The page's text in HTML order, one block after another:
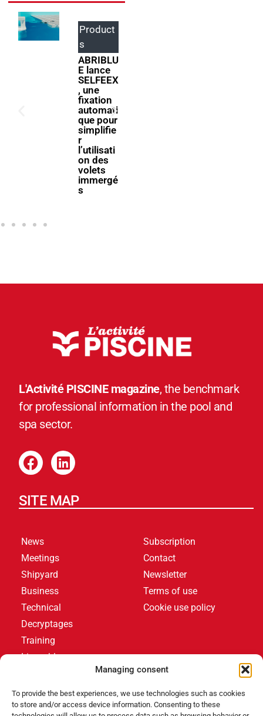
Managing consent
To provide the best experiences, we use technologies such as cookies
to store and/or access device information. Consenting to these
Product
s
ABRIBLU
E lance
SELFEEX
, une
fixation
automati
que pour
simplifie
r
l’utilisati
on des
volets
immergé
s
L'Activité PISCINE magazine, the benchmark
for professional information in the pool and
spa sector.
SITE MAP
News
Meetings
Shipyard
Business
Technical
Decryptages
Training
Livres blancs
Subscription
Contact
Newsletter
Terms of use
Cookie use policy
LATEST ARTICLES